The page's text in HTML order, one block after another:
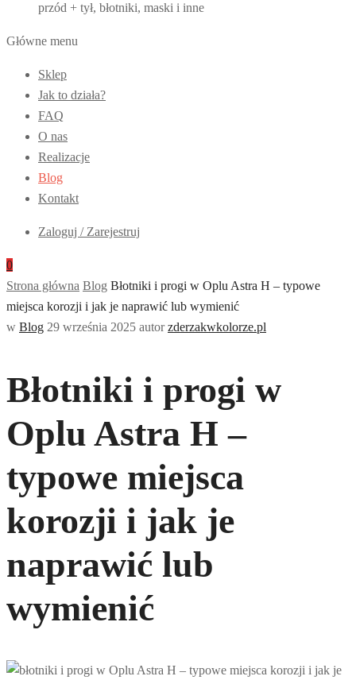
przód + tył, błotniki, maski i inne
Główne menu
Sklep
Jak to działa?
FAQ
O nas
Realizacje
Blog
Kontakt
Zaloguj / Zarejestruj
0
Strona główna Blog Błotniki i progi w Oplu Astra H – typowe
miejsca korozji i jak je naprawić lub wymienić
w Blog 29 września 2025 autorzderzakwkolorze.pl
Błotniki i progi w
Oplu Astra H –
typowe miejsca
korozji i jak je
naprawić lub
wymienić